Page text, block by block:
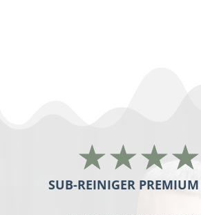
☆☆☆☆
SUB-REINIGER